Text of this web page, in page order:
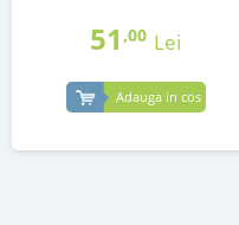
51 ,00 Lei
Adauga in cos